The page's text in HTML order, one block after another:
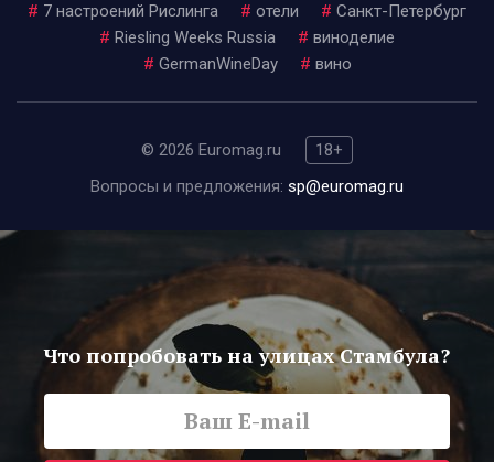
# 7 настроений Рислинга # отели # Санкт-Петербург
# Riesling Weeks Russia # виноделие
# GermanWineDay # вино
© 2026 Euromag.ru
18+
Вопросы и предложения: sp@euromag.ru
Что попробовать на улицах Стамбула?